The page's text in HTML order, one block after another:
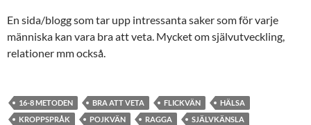
En sida/blogg som tar upp intressanta saker som för varje
människa kan vara bra att veta. Mycket om självutveckling,
relationer mm också.
16-8 METODEN BRA ATT VETA FLICKVÄN
HÄLSA
KROPPSPRÅK
POJKVÄN RAGGA
SJÄLVKÄNSLA